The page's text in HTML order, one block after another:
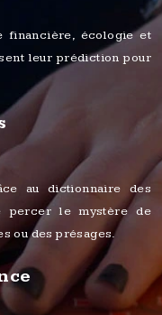
financière, écologie et
leur prédiction pour
au dictionnaire des
percer le mystère de
ou des présages.